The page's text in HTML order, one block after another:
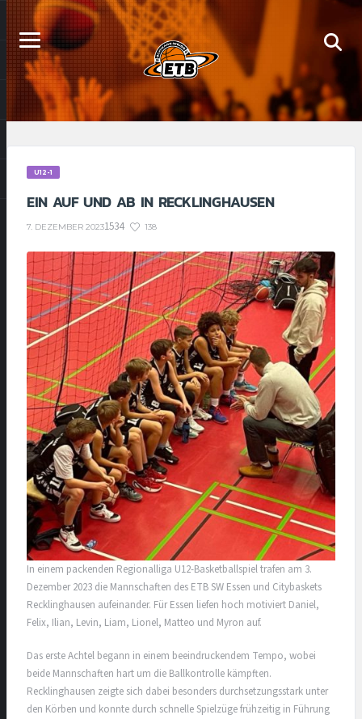
U12-1
EIN AUF UND AB IN RECKLINGHAUSEN
7. DEZEMBER 20231534 138
In einem packenden Regionalliga U12-Basketballspiel trafen am 3.
Dezember 2023 die Mannschaften des ETB SW Essen und Citybaskets
Recklinghausen aufeinander. Für Essen liefen hoch motiviert Daniel,
Felix, Ilian, Levin, Liam, Lionel, Matteo und Myron auf.
Das erste Achtel begann in einem beeindruckendem Tempo, wobei
beide Mannschaften hart um die Ballkontrolle kämpften.
Recklinghausen zeigte sich dabei besonders durchsetzungsstark unter
den Körben und konnte durch schnelle Spielzüge frühzeitig in Führung